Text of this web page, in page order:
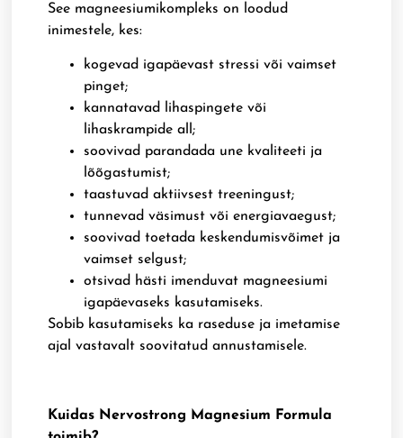
See magneesiumikompleks on loodud
inimestele, kes:
kogevad igapäevast stressi või vaimset
pinget;
kannatavad lihaspingete või
lihaskrampide all;
soovivad parandada une kvaliteeti ja
lõõgastumist;
taastuvad aktiivsest treeningust;
tunnevad väsimust või energiavaegust;
soovivad toetada keskendumisvõimet ja
vaimset selgust;
otsivad hästi imenduvat magneesiumi
igapäevaseks kasutamiseks.
Sobib kasutamiseks ka raseduse ja imetamise
ajal vastavalt soovitatud annustamisele.
Kuidas Nervostrong Magnesium Formula